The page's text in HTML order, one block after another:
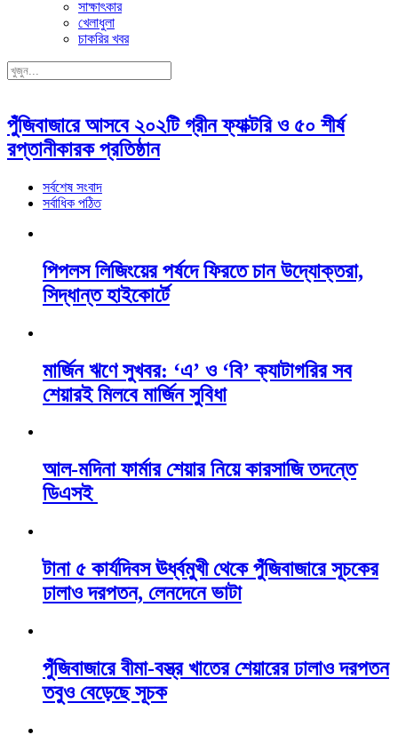
সাক্ষাৎকার
খেলাধুলা
চাকরির খবর
পুঁজিবাজারে আসবে ২০২টি গ্রীন ফ্যাক্টরি ও ৫০ শীর্ষ
রপ্তানীকারক প্রতিষ্ঠান
সর্বশেষ সংবাদ
সর্বাধিক পঠিত
পিপলস লিজিংয়ের পর্ষদে ফিরতে চান উদ্যোক্তরা,
সিদ্ধান্ত হাইকোর্টে
মার্জিন ঋণে সুখবর: ‘এ’ ও ‘বি’ ক্যাটাগরির সব
শেয়ারই মিলবে মার্জিন সুবিধা
আল-মদিনা ফার্মার শেয়ার নিয়ে কারসাজি তদন্তে
ডিএসই
টানা ৫ কার্যদিবস ঊর্ধ্বমুখী থেকে পুঁজিবাজারে সূচকের
ঢালাও দরপতন, লেনদেনে ভাটা
পুঁজিবাজারে বীমা-বস্ত্র খাতের শেয়ারের ঢালাও দরপতন
তবুও বেড়েছে সূচক